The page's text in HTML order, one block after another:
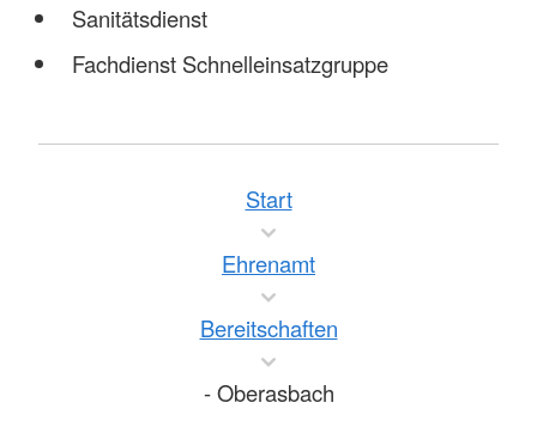
Sanitätsdienst
Fachdienst Schnelleinsatzgruppe
Start
Ehrenamt
Bereitschaften
- Oberasbach